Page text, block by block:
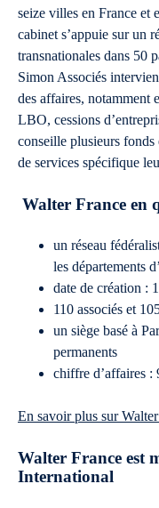
seize villes en France et
cabinet s’appuie sur un
transnationales dans 50
Simon Associés
des affaires, notamment
LBO, cessions
conseille plusieurs fonds
de services spécifique
Walter France en
un réseau
les départements
date de création :
110 associés et
un siège basé à
chiffre d’affaires :
En savoir plus sur
Walter France est
International